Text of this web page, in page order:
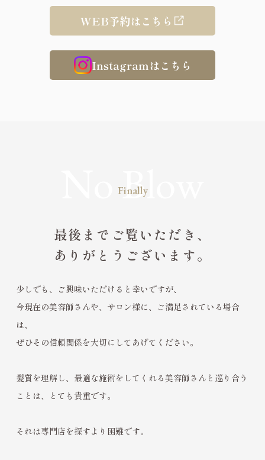
WEB予約はこちら
Instagramはこちら
Finally
最後までご覧いただき、
ありがとうございます。
少しでも、ご興味いただけると幸いですが、
今現在の美容師さんや、サロン様に、ご満足されている場合
は、
ぜひその信頼関係を大切にしてあげてください。
髪質を理解し、最適な施術をしてくれる美容師さんと巡り合う
ことは、とても貴重です。
それは専門店を探すより困難です。